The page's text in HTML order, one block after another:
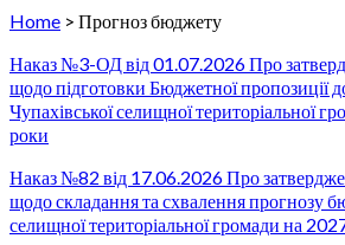
Home > Прогноз бюджету
Наказ №3-ОД від 01.07.2026 Про
щодо підготовки Бюджетної пропозиції
Чупахівської селищної територіальної
роки
Наказ №82 від 17.06.2026 Про
щодо складання та схвалення прогнозу
селищної територіальної громади на